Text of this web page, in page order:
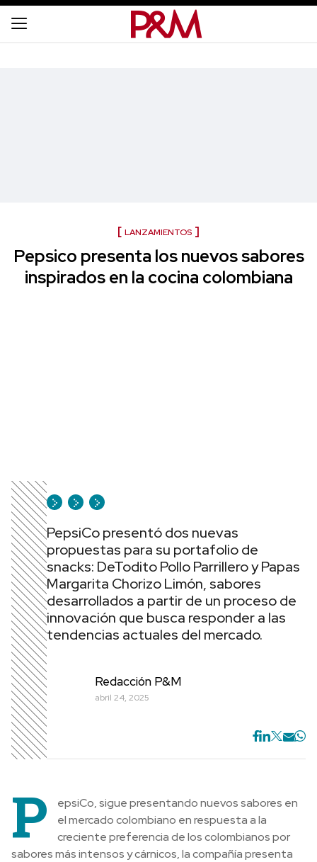
LANZAMIENTOS
Pepsico presenta los nuevos sabores
inspirados en la cocina colombiana
PepsiCo presentó dos nuevas
propuestas para su portafolio de
snacks: DeTodito Pollo Parrillero y Papas
Margarita Chorizo Limón, sabores
desarrollados a partir de un proceso de
innovación que busca responder a las
tendencias actuales del mercado.
Redacción P&M
abril 24, 2025
P
epsiCo, sigue presentando nuevos sabores en
el mercado colombiano en respuesta a la
creciente preferencia de los colombianos por
sabores más intensos y cárnicos, la compañía presenta